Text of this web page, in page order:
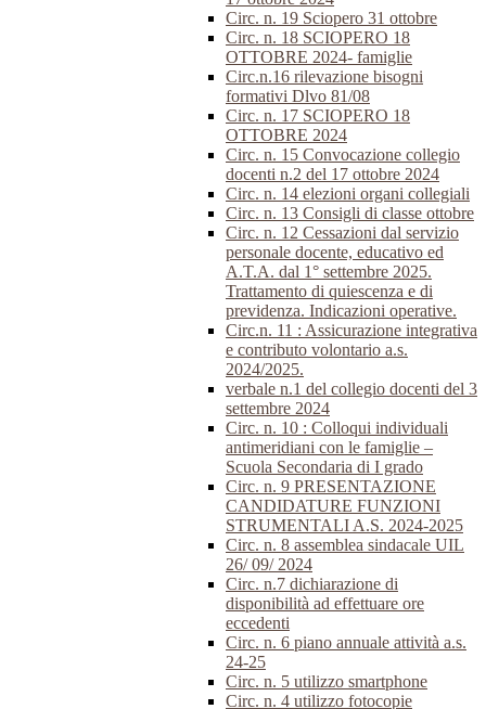
Circ. n. 19 Sciopero 31 ottobre
Circ. n. 18 SCIOPERO 18
OTTOBRE 2024- famiglie
Circ.n.16 rilevazione bisogni
formativi Dlvo 81/08
Circ. n. 17 SCIOPERO 18
OTTOBRE 2024
Circ. n. 15 Convocazione collegio
docenti n.2 del 17 ottobre 2024
Circ. n. 14 elezioni organi collegiali
Circ. n. 13 Consigli di classe ottobre
Circ. n. 12 Cessazioni dal servizio
personale docente, educativo ed
A.T.A. dal 1° settembre 2025.
Trattamento di quiescenza e di
previdenza. Indicazioni operative.
Circ.n. 11 : Assicurazione integrativa
e contributo volontario a.s.
2024/2025.
verbale n.1 del collegio docenti del 3
settembre 2024
Circ. n. 10 : Colloqui individuali
antimeridiani con le famiglie –
Scuola Secondaria di I grado
Circ. n. 9 PRESENTAZIONE
CANDIDATURE FUNZIONI
STRUMENTALI A.S. 2024-2025
Circ. n. 8 assemblea sindacale UIL
26/ 09/ 2024
Circ. n.7 dichiarazione di
disponibilità ad effettuare ore
eccedenti
Circ. n. 6 piano annuale attività a.s.
24-25
Circ. n. 5 utilizzo smartphone
Circ. n. 4 utilizzo fotocopie